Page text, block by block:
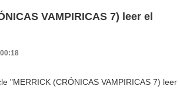
VAMPIRICAS 7) leer el